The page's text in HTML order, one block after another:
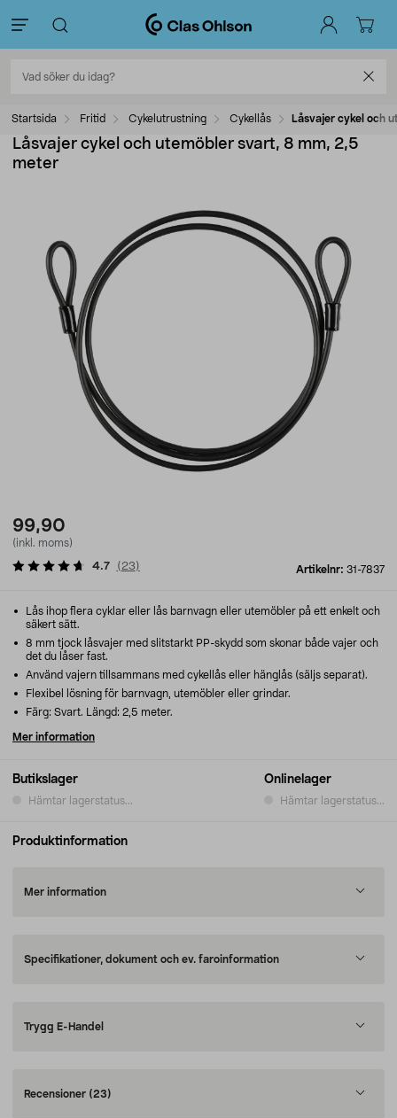
Startsida Fritid Cykelutrustning Cykellås Låsvajer cykel och
Låsvajer cykel och utemöbler svart, 8 mm, 2,5
meter
99,90
(inkl. moms)
Artikelnr: 31-7837
4.7 ( 23)
Butikslager
Hämtar lagerstatus...
Onlinelager
Hämtar lagerstatus...
Lås ihop flera cyklar eller lås barnvagn eller utemöbler på ett enkelt och
säkert sätt.
8 mm tjock låsvajer med slitstarkt PP-skydd som skonar både vajer och
det du låser fast.
Använd vajern tillsammans med cykellås eller hänglås (säljs separat).
Flexibel lösning för barnvagn, utemöbler eller grindar.
Färg: Svart. Längd: 2,5 meter.
Mer information
Produktinformation
Mer information
Specifikationer, dokument och ev. faroinformation
Trygg E-Handel
Recensioner (23)